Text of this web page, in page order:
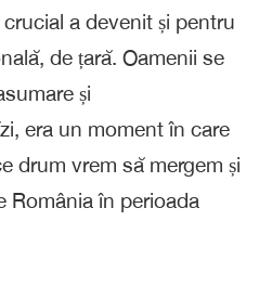
a devenit și pentru
de țară. Oamenii se
și
era un moment în care
drum vrem să mergem și
România în perioada